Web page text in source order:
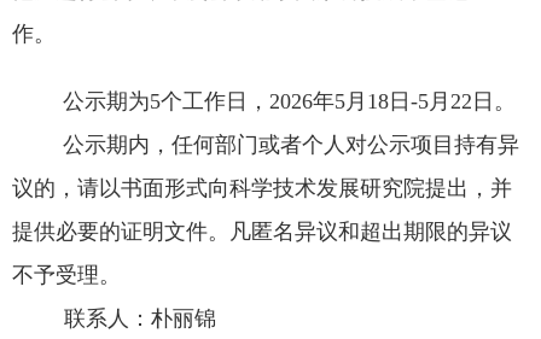
作。
公示期为5个工作日， 2026年5 月 18日-5 月 22 日。
公示期内，任何部门或者个人对公示项目持有异
议的，请以书面形式向科学技术发展研究院提出，并
提供必要的证明文件。凡匿名异议和超出期限的异议
不予受理。
联系人：朴丽锦